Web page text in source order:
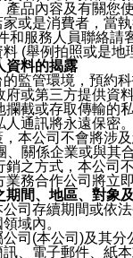
產品內容及有關您
或是消費者，當
和服務人員聯絡請
(舉例拍照或是地
資料的揭露
監管環境，預約
或第三方提供資料
攔截或存取傳輸的
通訊將永遠保密。
本公司不會將涉
、關係企業或與其
銷之方式，本公司
務合作公司將立
期間、地區、對象
司存續期間或依
域內。
司(本公司)及其分
、電子郵件、紙